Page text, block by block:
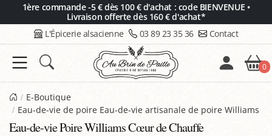
1ère commande -5 € dès 100 € d'achat : code BIENVENUE •
Livraison offerte dès 160 € d'achat*
L'Épicerie alsacienne 03 89 23 35 36 Contact
0
E-Boutique
Eau-de-vie de poire Eau-de-vie artisanale de poire Williams
Eau-de-vie Poire Williams Cœur de Chauffe
Panneau de gestion des cookies